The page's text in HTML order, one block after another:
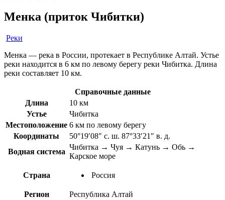
Менка (приток Чибитки)
Реки
Менка — река в России, протекает в Республике Алтай. Устье
реки находится в 6 км по левому берегу реки Чибитка. Длина
реки составляет 10 км.
Справочные данные
Длина
10 км
Устье
Чибитка
Местоположение 6 км по левому берегу
Координаты
50°19′08″ с. ш. 87°33′21″ в. д.
Водная система
Чибитка → Чуя → Катунь → Обь →
Карское море
Страна Россия
Регион
Республика Алтай